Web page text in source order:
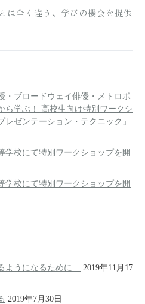
は全く違う、学びの機会を提供
・ブロードウェイ俳優・メトロポ
ら学ぶ！ 高校生向け特別ワークシ
レゼンテーション・テクニック」
学校にて特別ワークショップを開
学校にて特別ワークショップを開
ようになるために…
2019年11月17
2019年7月30日